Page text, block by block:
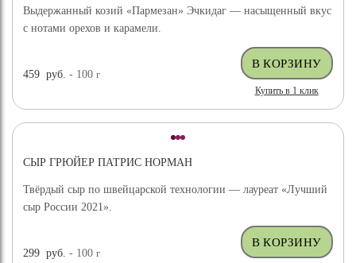
Выдержанный козий «Пармезан» Эчкидаг — насыщенный вкус
с нотами орехов и карамели.
459 руб. - 100г
Купить в 1 клик
СЫР ГРЮЙЕР ПАТРИС НОРМАН
Твёрдый сыр по швейцарской технологии — лауреат «Лучший
сыр России 2021».
299 руб. - 100г